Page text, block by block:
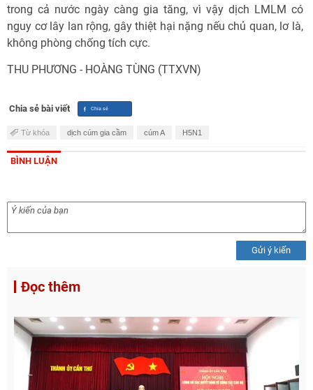
trong cả nước ngày càng gia tăng, vì vậy dịch LMLM có
nguy cơ lây lan rộng, gây thiệt hại nặng nếu chủ quan, lơ là,
không phòng chống tích cực.
THU PHƯƠNG - HOÀNG TÙNG (TTXVN)
Chia sẻ bài viết
Từ khóa dịch cúm gia cầm cúm A H5N1
BÌNH LUẬN
Gửi ý kiến
Đọc thêm